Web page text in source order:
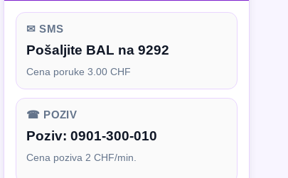
✉ SMS
Pošaljite BAL na 9292
Cena poruke 3.00 CHF
☎ POZIV
Poziv:0901-300-010
Cena poziva 2 CHF/min.